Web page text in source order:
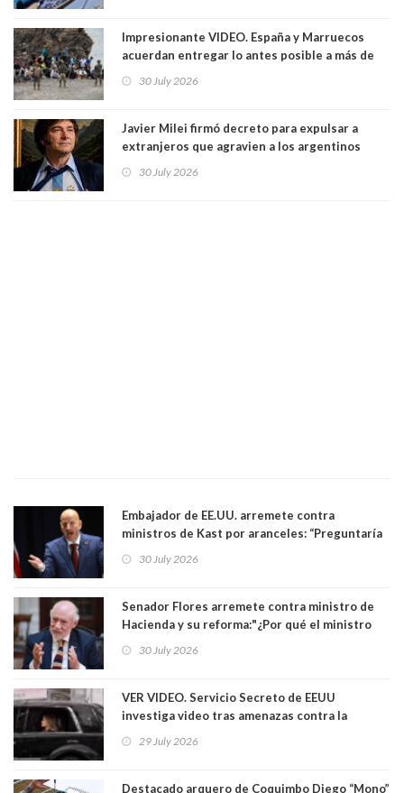
Impresionante VIDEO. España y Marruecos
acuerdan entregar lo antes posible a más de
avalancha y de manera irregular a territorio
30 July 2026
Javier Milei firmó decreto para expulsar a
extranjeros que agravien a los argentinos
30 July 2026
Embajador de EE.UU. arremete contra
ministros de Kast por aranceles: “Preguntaría
Yo diría que no”
30 July 2026
Senador Flores arremete contra ministro de
Hacienda y su reforma:"¿Por qué el ministro
más ricos, pasándole la aplanadora a los
30 July 2026
VER VIDEO. Servicio Secreto de EEUU
investiga video tras amenazas contra la
29 July 2026
Destacado arquero de Coquimbo Diego “Mono”